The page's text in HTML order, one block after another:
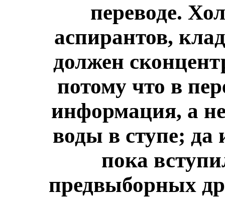
переводе.
аспирантов,
должен
потому что в
информация, а
воды в ступе; да
пока
предвыборных